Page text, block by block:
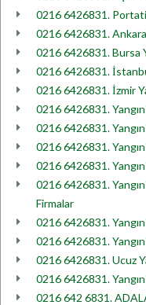
0216 6426831.
0216 6426831.
0216 6426831. Bursa
0216 6426831.
0216 6426831. İzmir
0216 6426831.
0216 6426831.
0216 6426831.
0216 6426831. Yangın
0216 6426831.
Firmalar
0216 6426831.
0216 6426831.
0216 6426831. Ucuz
0216 6426831.
0216 642 6831.